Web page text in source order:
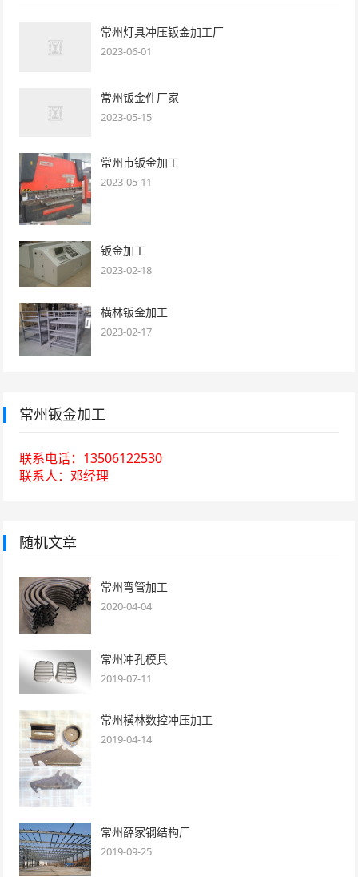
常州灯具冲压钣金加工厂
2023-06-01
常州钣金件厂家
2023-05-15
常州市钣金加工
2023-05-11
钣金加工
2023-02-18
横林钣金加工
2023-02-17
常州钣金加工
联系电话：13506122530
联系人：邓经理
随机文章
常州弯管加工
2020-04-04
常州冲孔模具
2019-07-11
常州横林数控冲压加工
2019-04-14
常州薛家钢结构厂
2019-09-25